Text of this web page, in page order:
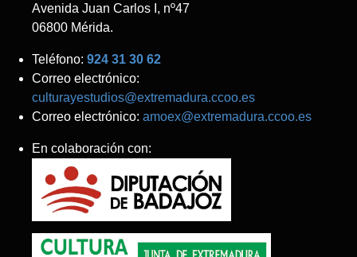
Avenida Juan Carlos I, nº47
06800 Mérida.
Teléfono: 924 31 30 62
Correo electrónico:
culturayestudios@extremadura.ccoo.es
Correo electrónico: amoex@extremadura.ccoo.es
En colaboración con: